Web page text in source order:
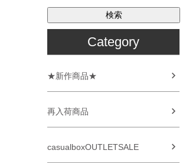
検索
Category
★新作商品★
再入荷商品
casualboxOUTLETSALE